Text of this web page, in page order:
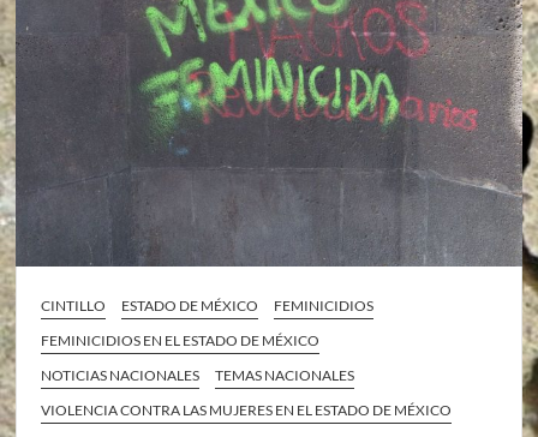
CINTILLO ESTADO DE MÉXICO
FEMINICIDIOS
FEMINICIDIOS EN EL ESTADO DE MÉXICO
NOTICIAS NACIONALES
TEMAS NACIONALES
VIOLENCIA CONTRA LAS MUJERES EN EL ESTADO DE MÉXICO